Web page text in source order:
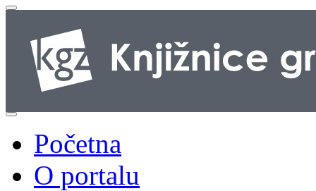
Početna
O portalu